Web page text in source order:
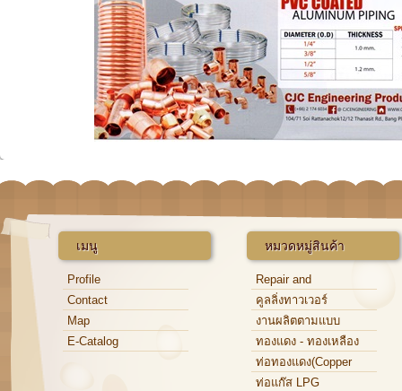
เมนู
Profile
Contact
Map
E-Catalog
หมวดหมู่สินค้า
Repair and
Maintenance
คูลลิ่งทาวเวอร์
งานผลิตตามแบบ
ทองแดง - ทองเหลือง
ท่อทองแดง(Copper
Tube)
ท่อแก๊ส LPG